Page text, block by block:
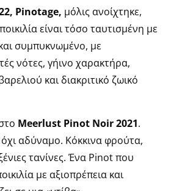
Pinotage, μόλις ανοίχτηκε,
είναι τόσο ταυτισμένη με
συμπυκνωμένο, με
νότες, γήινο χαρακτήρα,
και διακριτικό ζωικό
Meerlust Pinot Noir 2021.
αδύναμο. Κόκκινα φρούτα,
τανίνες. Ένα Pinot που
με αξιοπρέπεια και